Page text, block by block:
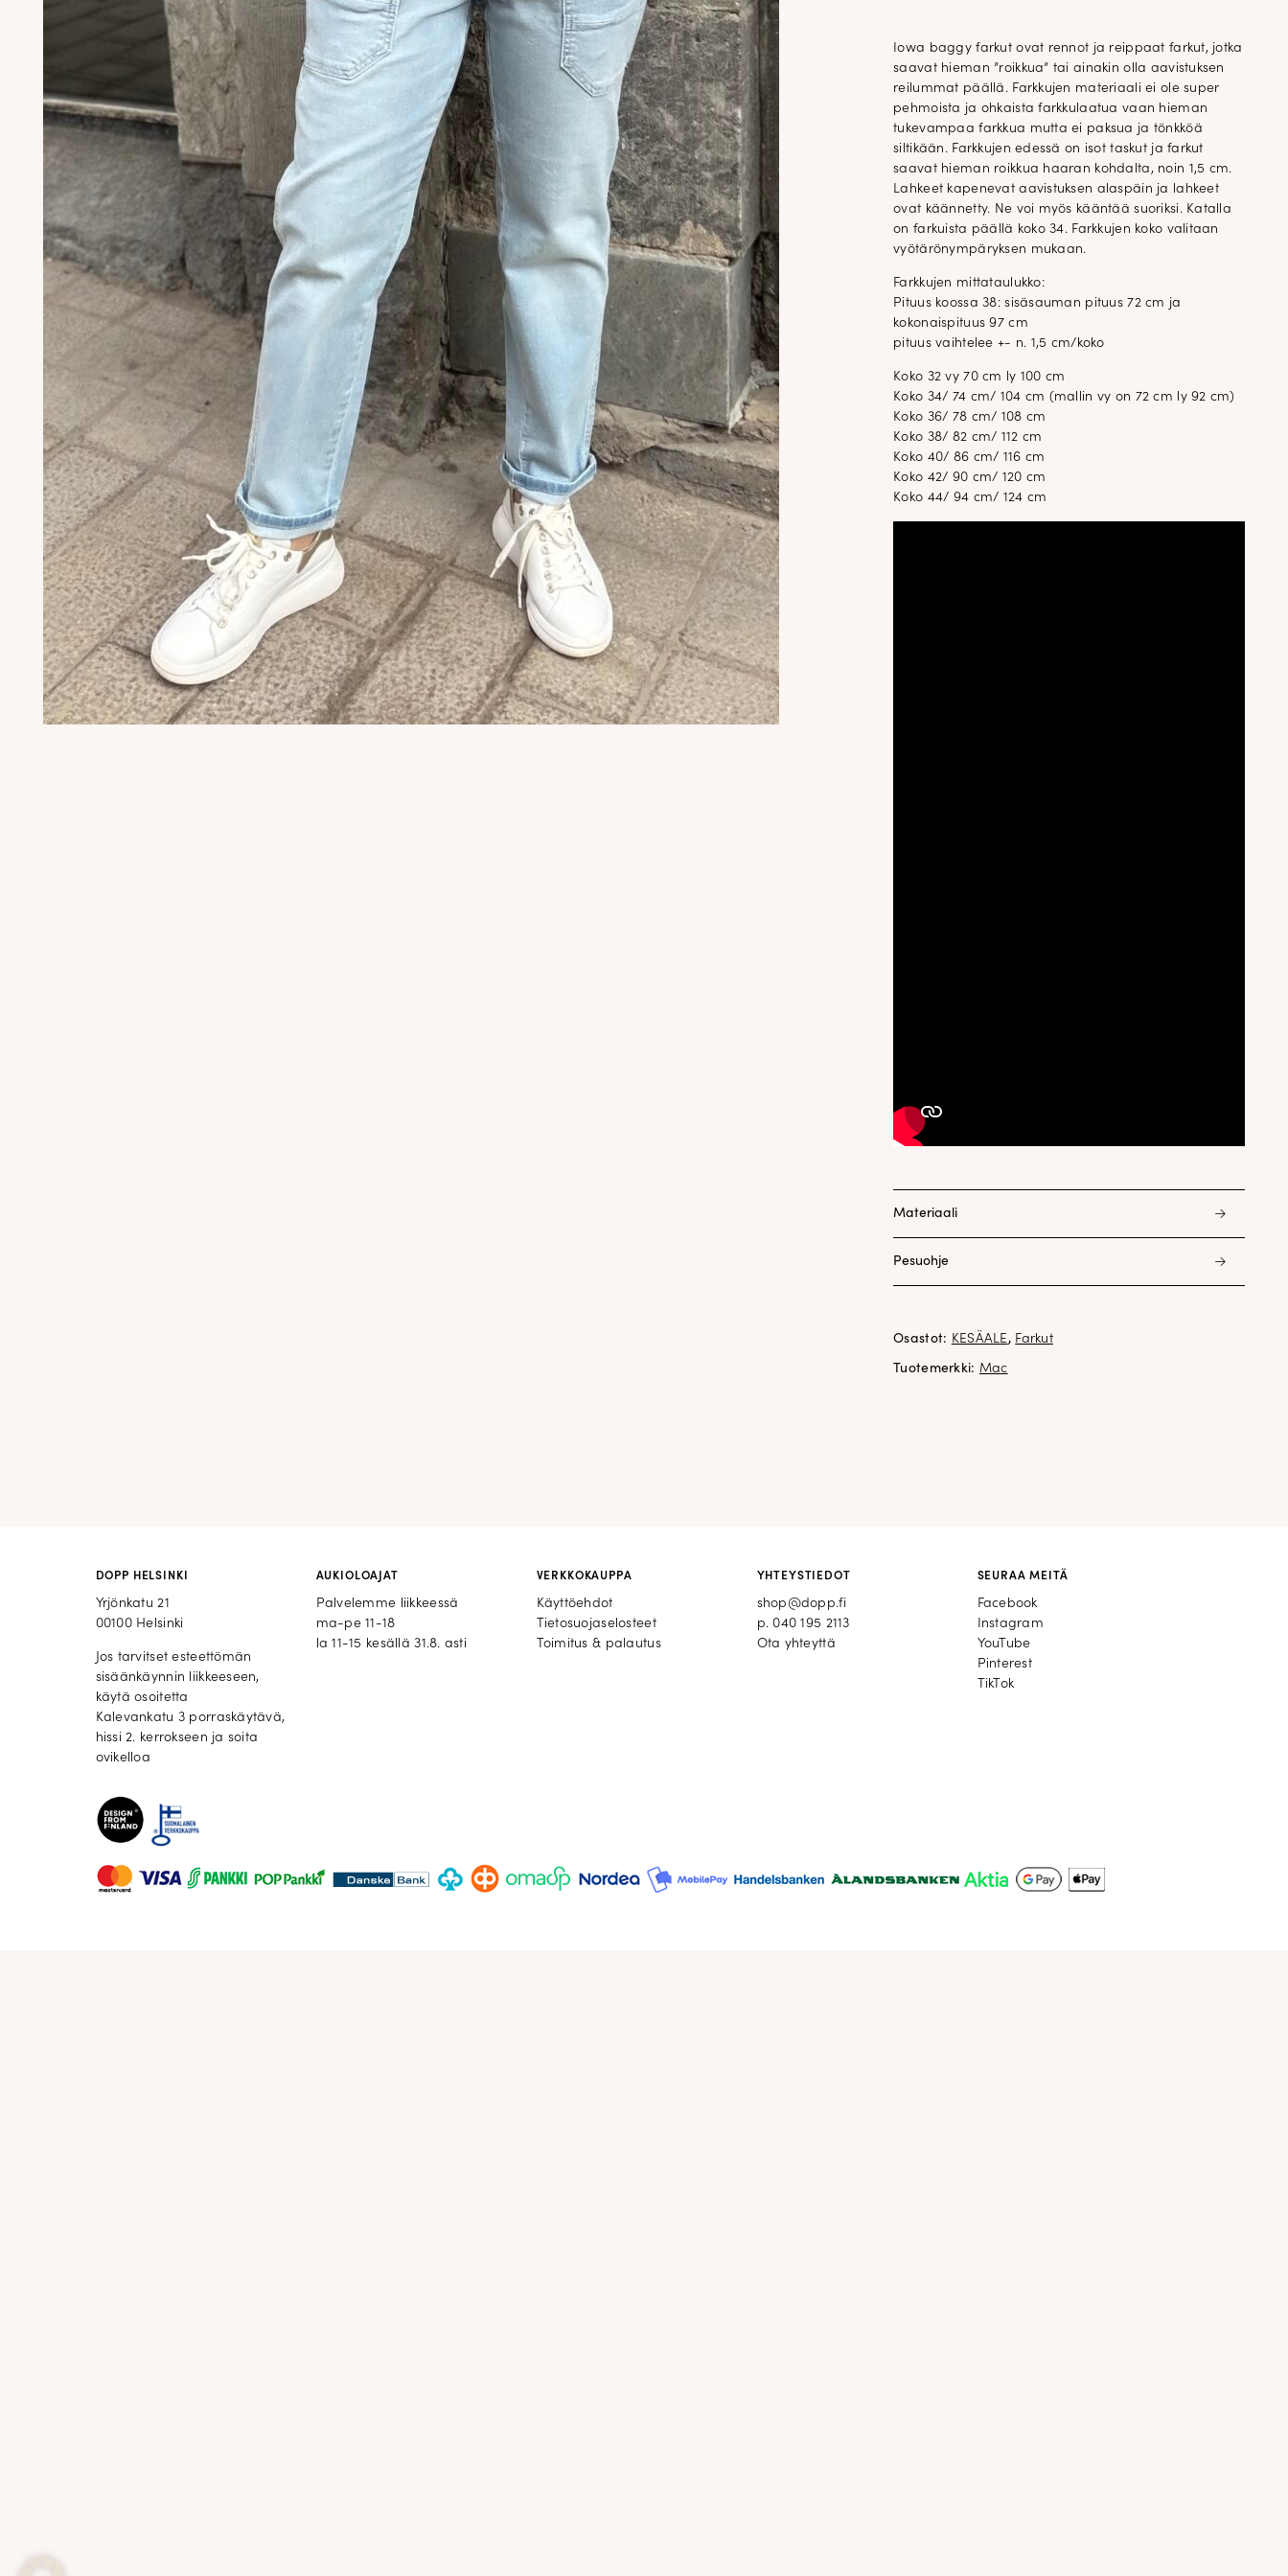
Iowa baggy farkut ovat rennot ja reippaat farkut, jotka
saavat hieman ”roikkua” tai ainakin olla aavistuksen
reilummat päällä. Farkkujen materiaali ei ole super
pehmoista ja ohkaista farkkulaatua vaan hieman
tukevampaa farkkua mutta ei paksua ja tönkköä
siltikään. Farkkujen edessä on isot taskut ja farkut
saavat hieman roikkua haaran kohdalta, noin 1,5 cm.
Lahkeet kapenevat aavistuksen alaspäin ja lahkeet
ovat käännetty. Ne voi myös kääntää suoriksi. Katalla
on farkuista päällä koko 34. Farkkujen koko valitaan
vyötärönympäryksen mukaan.
Farkkujen mittataulukko:
Pituus koossa 38: sisäsauman pituus 72 cm ja
kokonaispituus 97 cm
pituus vaihtelee +- n. 1,5 cm/koko
Koko 32 vy 70 cm ly 100 cm
Koko 34/ 74 cm/ 104 cm (mallin vy on 72 cm ly 92 cm)
Koko 36/ 78 cm/ 108 cm
Koko 38/ 82 cm/ 112 cm
Koko 40/ 86 cm/ 116 cm
Koko 42/ 90 cm/ 120 cm
Koko 44/ 94 cm/ 124 cm
Materiaali
98% puuvilla 2% elastani
Pesuohje
Silitys yksi piste
Osastot: KESÄALE , Farkut
Tuotemerkki: Mac
DOPP HELSINKI
Yrjönkatu 21
00100 Helsinki
Jos tarvitset esteettömän
sisäänkäynnin liikkeeseen,
käytä osoitetta
Kalevankatu 3 porraskäytävä,
hissi 2. kerrokseen ja soita
ovikelloa
AUKIOLOAJAT
Palvelemme liikkeessä
ma-pe 11-18
la 11-15 kesällä 31.8. asti
VERKKOKAUPPA
Käyttöehdot
Tietosuojaselosteet
Toimitus & palautus
YHTEYSTIEDOT
shop@dopp.fi
p.040 195 2113
Ota yhteyttä
SEURAA MEITÄ
Facebook
Facebook
Instagram
Instagram
YouTube
YouTube
Pinterest
Pinterest
TikTok
TikTok